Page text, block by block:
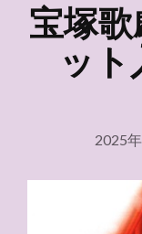
宝塚
ッ
2025